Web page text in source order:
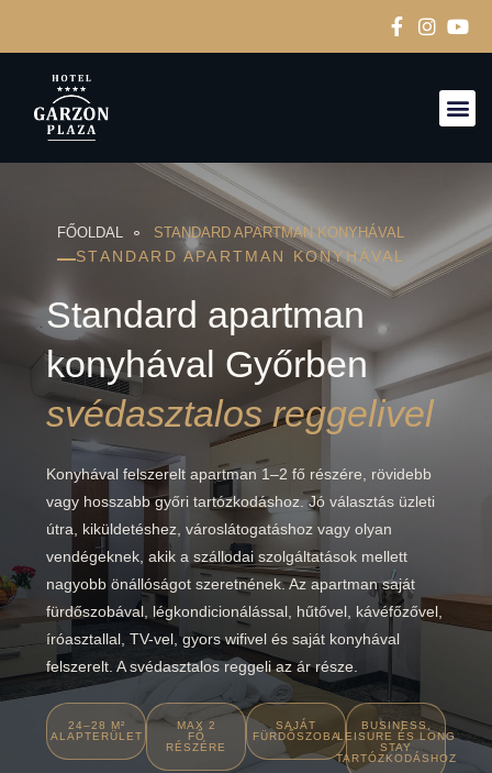
FŐOLDAL STANDARD APARTMAN KONYHÁVAL
STANDARD APARTMAN KONYHÁVAL
Standard apartman
konyhával Győrben
svédasztalos reggelivel
Konyhával felszerelt apartman 1–2 fő részére, rövidebb
vagy hosszabb győri tartózkodáshoz. Jó választás üzleti
útra, kiküldetéshez, városlátogatáshoz vagy olyan
vendégeknek, akik a szállodai szolgáltatások mellett
nagyobb önállóságot szeretnének. Az apartman saját
fürdőszobával, légkondicionálással, hűtővel, kávéfőzővel,
íróasztallal, TV-vel, gyors wifivel és saját konyhával
felszerelt. A svédasztalos reggeli az ár része.
24–28 M²
ALAPTERÜLET
MAX 2
FŐ
RÉSZÉRE
SAJÁT
FÜRDŐSZOBA
BUSINESS,
LEISURE ÉS LONG
STAY
TARTÓZKODÁSHOZ